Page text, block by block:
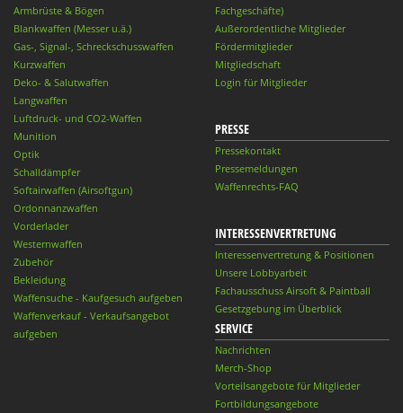
Armbrüste & Bögen
Blankwaffen (Messer u.ä.)
Gas-, Signal-, Schreckschusswaffen
Kurzwaffen
Deko- & Salutwaffen
Langwaffen
Luftdruck- und CO2-Waffen
Munition
Optik
Schalldämpfer
Softairwaffen (Airsoftgun)
Ordonnanzwaffen
Vorderlader
Westernwaffen
Zubehör
Bekleidung
Waffensuche - Kaufgesuch aufgeben
Waffenverkauf - Verkaufsangebot
aufgeben
Fachgeschäfte)
Außerordentliche Mitglieder
Fördermitglieder
Mitgliedschaft
Login für Mitglieder
PRESSE
Pressekontakt
Pressemeldungen
Waffenrechts-FAQ
INTERESSENVERTRETUNG
Interessenvertretung & Positionen
Unsere Lobbyarbeit
Fachausschuss Airsoft & Paintball
Gesetzgebung im Überblick
SERVICE
Nachrichten
Merch-Shop
Vorteilsangebote für Mitglieder
Fortbildungsangebote